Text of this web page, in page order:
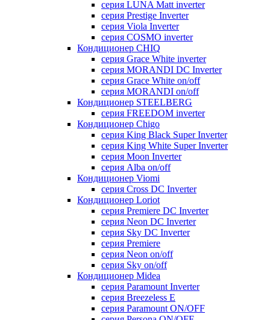
серия LUNA Matt inverter
серия Prestige Inverter
серия Viola Inverter
серия COSMO inverter
Кондиционер CHIQ
серия Grace White inverter
серия MORANDI DC Inverter
серия Grace White on/off
серия MORANDI on/off
Кондиционер STEELBERG
серия FREEDOM inverter
Кондиционер Chigo
серия King Black Super Inverter
серия King White Super Inverter
серия Moon Inverter
серия Alba on/off
Кондиционер Viomi
серия Cross DC Inverter
Кондиционер Loriot
серия Premiere DC Inverter
серия Neon DC Inverter
серия Sky DC Inverter
серия Premiere
серия Neon on/off
серия Sky on/off
Кондиционер Midea
серия Paramount Inverter
серия Breezeless E
серия Paramount ON/OFF